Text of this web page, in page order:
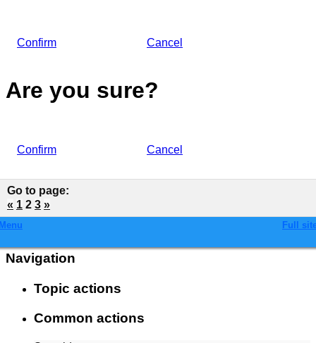
Confirm Cancel
Are you sure?
Confirm Cancel
Go to page:
« 1 2 3 »
Full
Navigation
Topic actions
Common actions